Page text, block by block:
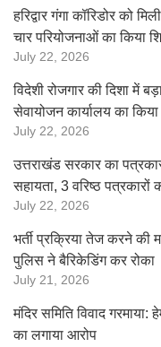
हरिद्वार गंगा कॉरिडोर को
चार परियोजनाओं का किया
July 22, 2026
विदेशी रोजगार की दिशा में
सेवायोजन कार्यालय का किया
July 22, 2026
उत्तराखंड सरकार का
सहायता, 3 वरिष्ठ पत्रकारों
July 22, 2026
भर्ती प्रक्रिया तेज करने की
पुलिस ने बैरिकेडिंग कर रोका
July 21, 2026
मंदिर समिति विवाद
का लगाया आरोप